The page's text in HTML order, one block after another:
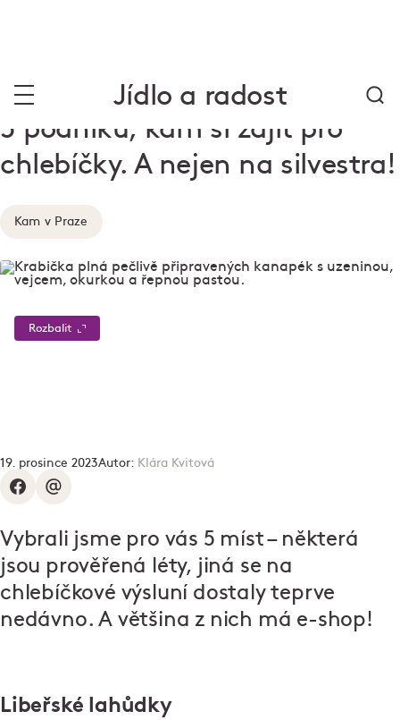
Jídlo a radost
5 podniků, kam si zajít pro
chlebíčky. A nejen na silvestra!
Kam v Praze
Rozbalit
19. prosince 2023Autor: Klára Kvitová
Vybrali jsme pro vás 5 míst – některá
jsou prověřená léty, jiná se na
chlebíčkové výsluní dostaly teprve
nedávno. A většina z nich má e-shop!
Libeřské lahůdky